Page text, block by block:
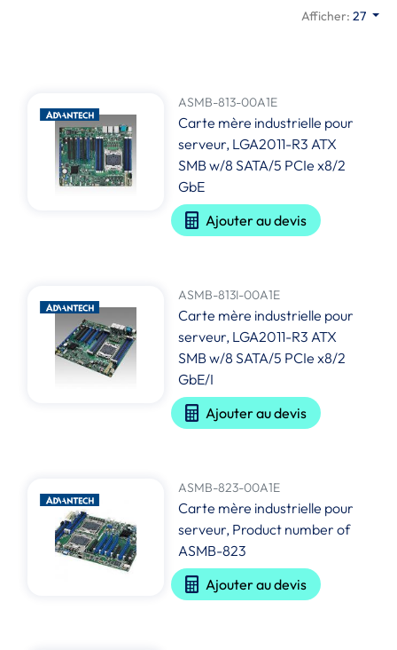
Afficher:27
ASMB-813-00A1E
Carte mère industrielle pour
serveur, LGA2011-R3 ATX
SMB w/8 SATA/5 PCIe x8/2
GbE
Ajouter au devis
ASMB-813I-00A1E
Carte mère industrielle pour
serveur, LGA2011-R3 ATX
SMB w/8 SATA/5 PCIe x8/2
GbE/I
Ajouter au devis
ASMB-823-00A1E
Carte mère industrielle pour
serveur, Product number of
ASMB-823
Ajouter au devis